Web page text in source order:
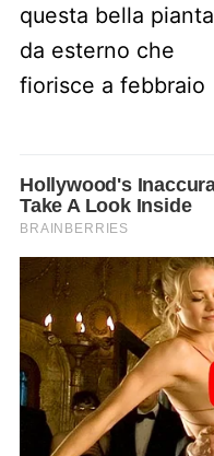
questa bella pianta
da esterno che
fiorisce a febbraio